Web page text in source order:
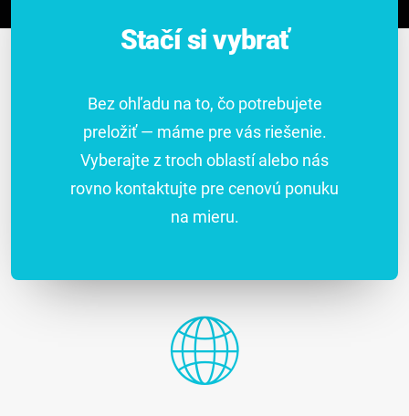
Stačí si vybrať
Bez ohľadu na to, čo potrebujete
preložiť — máme pre vás riešenie.
Vyberajte z troch oblastí alebo nás
rovno kontaktujte pre cenovú ponuku
na mieru.